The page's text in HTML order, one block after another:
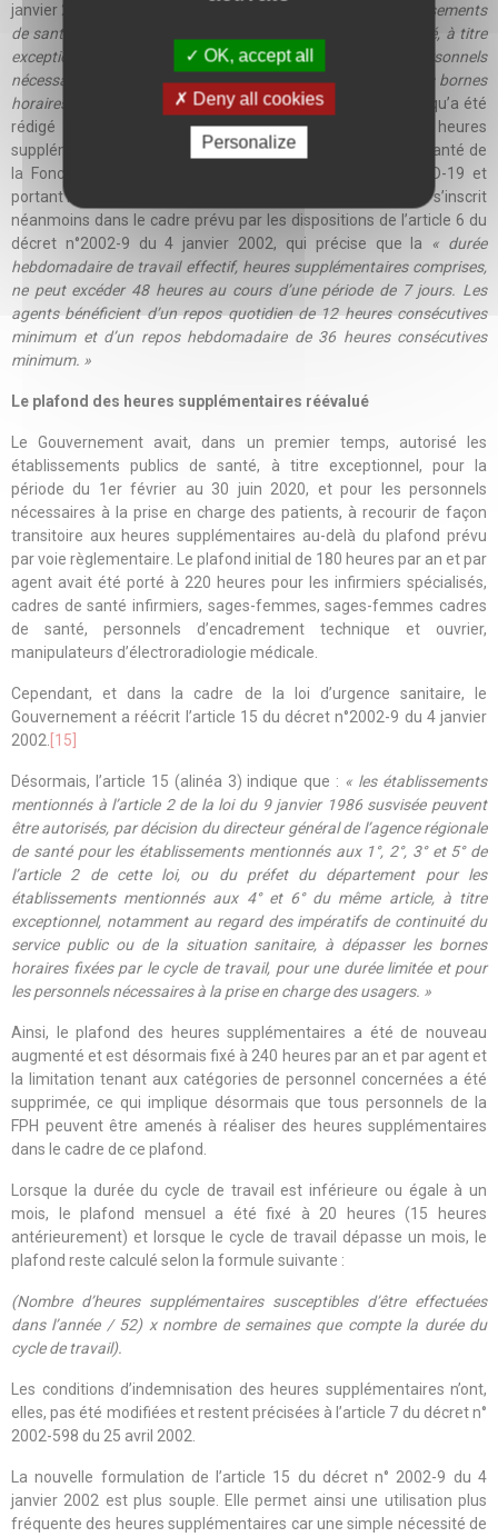
janvier 2002 prévoit qu’en cas de
« crise sanitaire, les établissements
de santé sont autorisés, par décision du ministre de la Santé, à titre
exceptionnel, pour une durée limitée et pour les personnels
nécessaires à la prise en charge des patients, à dépasser les bornes
horaires fixées par le cycle de travail. ». C’est sur cette base qu’a été
rédigé le texte permettant le déplafonnement des heures
supplémentaires dans les seuls établissements publics de santé de
la Fonction Publique Hospitalière dans le cadre du COVID-19 et
portant modification de l’article susmentionné. Ce dispositif s’inscrit
néanmoins dans le cadre prévu par les dispositions de l’article 6 du
décret n°2002-9 du 4 janvier 2002, qui précise que la « durée
hebdomadaire de travail effectif, heures supplémentaires comprises,
ne peut excéder 48 heures au cours d’une période de 7 jours. Les
agents bénéficient d’un repos quotidien de 12 heures consécutives
minimum et d’un repos hebdomadaire de 36 heures consécutives
minimum. »
Le plafond des heures supplémentaires réévalué
Le Gouvernement avait, dans un premier temps, autorisé les
établissements publics de santé, à titre exceptionnel, pour la
période du 1er février au 30 juin 2020, et pour les personnels
nécessaires à la prise en charge des patients, à recourir de façon
transitoire aux heures supplémentaires au-delà du plafond prévu
par voie règlementaire. Le plafond initial de 180 heures par an et par
agent avait été porté à 220 heures pour les infirmiers spécialisés,
cadres de santé infirmiers, sages-femmes, sages-femmes cadres
de santé, personnels d’encadrement technique et ouvrier,
manipulateurs d’électroradiologie médicale.
Cependant, et dans la cadre de la loi d’urgence sanitaire, le
Gouvernement a réécrit l’article 15 du décret n°2002-9 du 4 janvier
2002 [15]
Désormais, l’article 15 (alinéa 3) indique que : « les établissements
mentionnés à l’article 2 de la loi du 9 janvier 1986 susvisée peuvent
être autorisés, par décision du directeur général de l’agence régionale
de santé pour les établissements mentionnés aux 1°, 2°, 3° et 5° de
l’article 2 de cette loi, ou du préfet du département pour les
établissements mentionnés aux 4° et 6° du même article, à titre
exceptionnel, notamment au regard des impératifs de continuité du
service public ou de la situation sanitaire, à dépasser les bornes
horaires fixées par le cycle de travail, pour une durée limitée et pour
les personnels nécessaires à la prise en charge des usagers. »
Ainsi, le plafond des heures supplémentaires a été de nouveau
augmenté et est désormais fixé à 240 heures par an et par agent et
la limitation tenant aux catégories de personnel concernées a été
supprimée, ce qui implique désormais que tous personnels de la
FPH peuvent être amenés à réaliser des heures supplémentaires
dans le cadre de ce plafond.
Lorsque la durée du cycle de travail est inférieure ou égale à un
mois, le plafond mensuel a été fixé à 20 heures (15 heures
antérieurement) et lorsque le cycle de travail dépasse un mois, le
plafond reste calculé selon la formule suivante :
(Nombre d’heures supplémentaires susceptibles d’être effectuées
dans l’année / 52) x nombre de semaines que compte la durée du
cycle de travail).
Les conditions d’indemnisation des heures supplémentaires n’ont,
elles, pas été modifiées et restent précisées à l’article 7 du décret n°
2002-598 du 25 avril 2002.
La nouvelle formulation de l’article 15 du décret n° 2002-9 du 4
janvier 2002 est plus souple. Elle permet ainsi une utilisation plus
fréquente des heures supplémentaires car une simple nécessité de
OK, accept all
Deny all cookies
Personalize